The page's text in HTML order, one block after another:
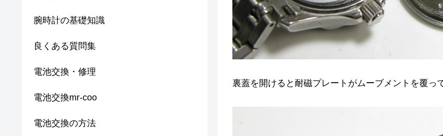
裏蓋を開けると耐磁プレートがムーブメントを覆っ
腕時計の基礎知識
良くある質問集
電池交換・修理
電池交換mr-coo
電池交換の方法